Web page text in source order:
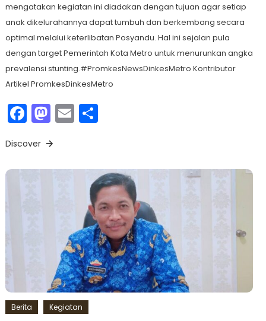
mengatakan kegiatan ini diadakan dengan tujuan agar setiap
anak dikelurahannya dapat tumbuh dan berkembang secara
optimal melalui keterlibatan Posyandu. Hal ini sejalan pula
dengan target Pemerintah Kota Metro untuk menurunkan angka
prevalensi stunting.#PromkesNewsDinkesMetro Kontributor
Artikel PromkesDinkesMetro
Facebook
Mastodon
EmailShare
Discover
Berita Kegiatan